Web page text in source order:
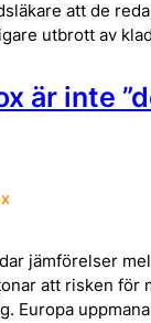
att de
utbrott av
är inte
jämförelser
att risken för
Europa